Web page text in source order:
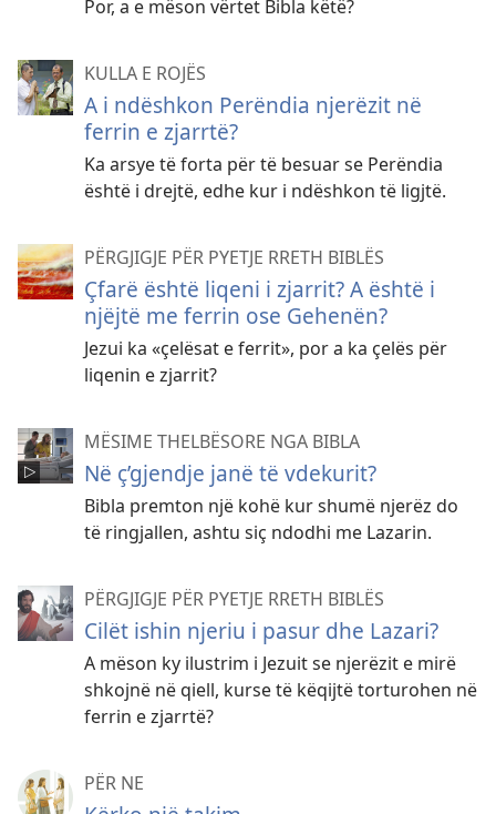
Por, a e mëson vërtet Bibla këtë?
KULLA E ROJËS
A i ndëshkon Perëndia njerëzit në
ferrin e zjarrtë?
Ka arsye të forta për të besuar se Perëndia
është i drejtë, edhe kur i ndëshkon të ligjtë.
PËRGJIGJE PËR PYETJE RRETH BIBLËS
Çfarë është liqeni i zjarrit? A është i
njëjtë me ferrin ose Gehenën?
Jezui ka «çelësat e ferrit», por a ka çelës për
liqenin e zjarrit?
MËSIME THELBËSORE NGA BIBLA
Në ç’gjendje janë të vdekurit?
Bibla premton një kohë kur shumë njerëz do
të ringjallen, ashtu siç ndodhi me Lazarin.
PËRGJIGJE PËR PYETJE RRETH BIBLËS
Cilët ishin njeriu i pasur dhe Lazari?
A mëson ky ilustrim i Jezuit se njerëzit e mirë
shkojnë në qiell, kurse të këqijtë torturohen në
ferrin e zjarrtë?
PËR NE